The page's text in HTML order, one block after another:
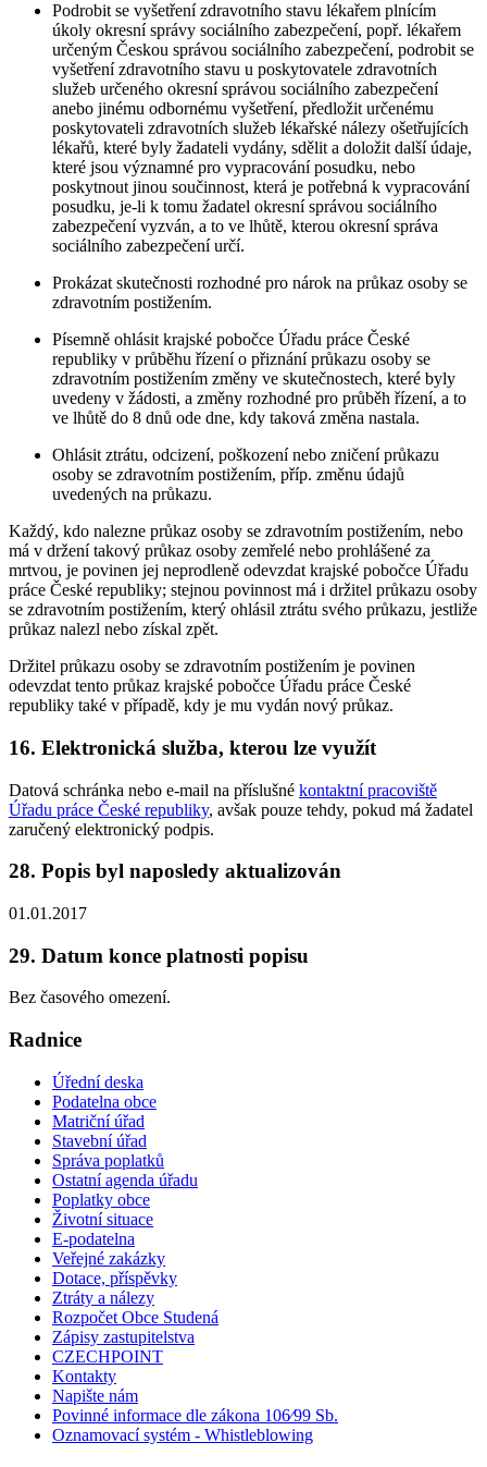
Podrobit se vyšetření zdravotního stavu lékařem plnícím
úkoly okresní správy sociálního zabezpečení, popř. lékařem
určeným Českou správou sociálního zabezpečení, podrobit se
vyšetření zdravotního stavu u poskytovatele zdravotních
služeb určeného okresní správou sociálního zabezpečení
anebo jinému odbornému vyšetření, předložit určenému
poskytovateli zdravotních služeb lékařské nálezy ošetřujících
lékařů, které byly žadateli vydány, sdělit a doložit další údaje,
které jsou významné pro vypracování posudku, nebo
poskytnout jinou součinnost, která je potřebná k vypracování
posudku, je-li k tomu žadatel okresní správou sociálního
zabezpečení vyzván, a to ve lhůtě, kterou okresní správa
sociálního zabezpečení určí.
Prokázat skutečnosti rozhodné pro nárok na průkaz osoby se
zdravotním postižením.
Písemně ohlásit krajské pobočce Úřadu práce České
republiky v průběhu řízení o přiznání průkazu osoby se
zdravotním postižením změny ve skutečnostech, které byly
uvedeny v žádosti, a změny rozhodné pro průběh řízení, a to
ve lhůtě do 8 dnů ode dne, kdy taková změna nastala.
Ohlásit ztrátu, odcizení, poškození nebo zničení průkazu
osoby se zdravotním postižením, příp. změnu údajů
uvedených na průkazu.
Každý, kdo nalezne průkaz osoby se zdravotním postižením, nebo
má v držení takový průkaz osoby zemřelé nebo prohlášené za
mrtvou, je povinen jej neprodleně odevzdat krajské pobočce Úřadu
práce České republiky; stejnou povinnost má i držitel průkazu osoby
se zdravotním postižením, který ohlásil ztrátu svého průkazu, jestliže
průkaz nalezl nebo získal zpět.
Držitel průkazu osoby se zdravotním postižením je povinen
odevzdat tento průkaz krajské pobočce Úřadu práce České
republiky také v případě, kdy je mu vydán nový průkaz.
16. Elektronická služba, kterou lze využít
Datová schránka nebo e-mail na příslušné kontaktní pracoviště
Úřadu práce České republiky, avšak pouze tehdy, pokud má žadatel
zaručený elektronický podpis.
28. Popis byl naposledy aktualizován
01.01.2017
29. Datum konce platnosti popisu
Bez časového omezení.
Radnice
Úřední deska
Podatelna obce
Matriční úřad
Stavební úřad
Správa poplatků
Ostatní agenda úřadu
Poplatky obce
Životní situace
E-podatelna
Veřejné zakázky
Dotace, příspěvky
Ztráty a nálezy
Rozpočet Obce Studená
Zápisy zastupitelstva
CZECHPOINT
Kontakty
Napište nám
Povinné informace dle zákona 106⁄99 Sb.
Oznamovací systém - Whistleblowing